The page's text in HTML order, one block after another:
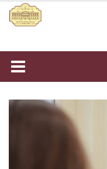
Наверх